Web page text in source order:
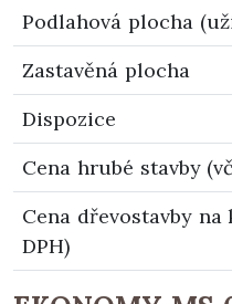
Podlahová plocha
Zastavěná plocha
Dispozice
Cena hrubé stavby
Cena dřevostavby na
DPH)